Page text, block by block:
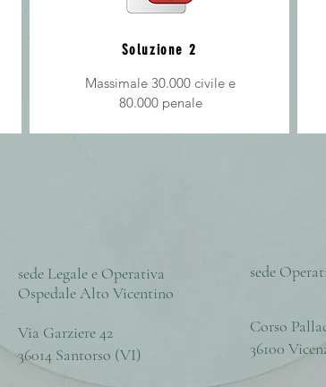
Soluzione 2
Massimale 30.000 civile e
80.000 penale
sede Legale e Operativa
Ospedale Alto Vicentino
sede
Via Garziere 42
36014 Santorso (VI)
Corso
36100